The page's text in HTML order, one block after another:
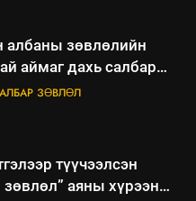
албаны зөвлөлийн
аймаг дахь салбар
2025 оны үйл
ЗӨВЛӨЛ
түүчээлсэн
зөвлөл” аяны хүрээнд